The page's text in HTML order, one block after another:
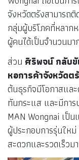
จังหวัดตรังสามารถติ
กลุ่มผู้บริโภคที่หลาก
ผู้คนได้เป็นจำนวนมา
ส่วน ศิริพจน์ กลับขั
หอการค้าจังหวัดต
ต้นธุรกิจมีโอกาสแล
ทันกระแส และมีกา
MAN Wongnai เป็
ผู้ประกอบการรุ่นใหม่
สะดวกและรวดเร็วม